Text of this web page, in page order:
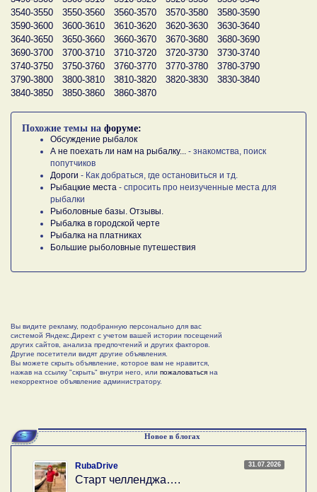
3540-3550
3550-3560 3560-3570 3570-3580
3580-3590
3590-3600
3600-3610 3610-3620 3620-3630
3630-3640
3640-3650
3650-3660 3660-3670 3670-3680
3680-3690
3690-3700
3700-3710 3710-3720 3720-3730
3730-3740
3740-3750
3750-3760 3760-3770 3770-3780
3780-3790
3790-3800
3800-3810 3810-3820 3820-3830
3830-3840
3840-3850
3850-3860 3860-3870
Похожие темы на форуме:
Обсуждение рыбалок
А не поехать ли нам на рыбалку...
- знакомства, поиск
попутчиков
Дороги - Как добраться, где остановиться и тд.
Рыбацкие места - спросить про неизученные места для
рыбалки
Рыболовные базы. Отзывы.
Рыбалка в городской черте
Рыбалка на платниках
Большие рыболовные путешествия
Вы видите рекламу, подобранную персонально для вас
системой Яндекс.Директ с учетом вашей истории посещений
других сайтов, анализа предпочтений и других факторов.
Другие посетители видят другие объявления.
Вы можете скрыть объявление, которое вам не нравится,
нажав на ссылку "скрыть" внутри него, или пожаловаться на
некорректное объявление администратору.
Новое в блогах
31.07.2026
RubaDrive
Старт челленджа….